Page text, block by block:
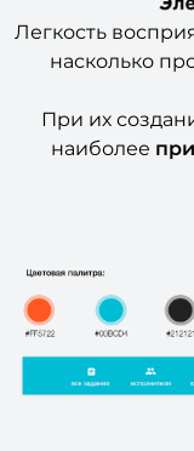
Легкость
насколько
При их
наиболее